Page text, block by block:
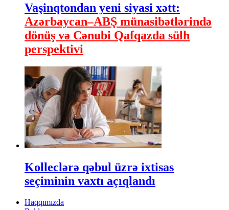
Vaşinqtondan yeni siyasi xətt:
Azərbaycan–ABŞ münasibətlərində
dönüş və Cənubi Qafqazda sülh
perspektivi
Kolleclərə qəbul üzrə ixtisas
seçiminin vaxtı açıqlandı
Haqqımızda